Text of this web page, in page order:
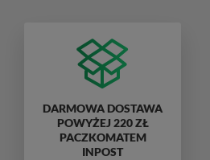
DARMOWA DOSTAWA
POWYŻEJ 220 ZŁ
PACZKOMATEM
INPOST